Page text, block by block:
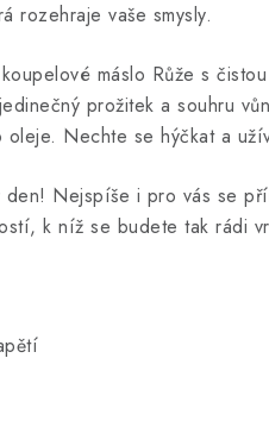
rozehraje vaše smysly.
máslo Růže s
prožitek a souhru
oleje. Nechte se hýčkat a
den! Nejspíše i pro vás se
k níž se budete tak rádi